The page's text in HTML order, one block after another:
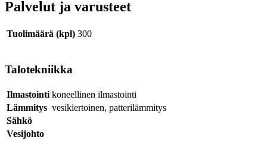
Palvelut ja varusteet
Tuolimäärä (kpl) 300
Talotekniikka
Ilmastointi koneellinen ilmastointi
Lämmitys vesikiertoinen, patterilämmitys
Sähkö
Vesijohto